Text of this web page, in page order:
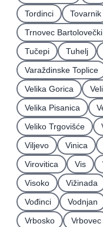
Tordinci
Tovarnik
Trnovec Bartolovečki
Tučepi
Tuhelj
Varaždinske Toplice
Velika Gorica
Velika Pisanica
Veliko Trgovišće
Viljevo
Vinica
Virovitica
Vis
Visoko
Vižinada
Vođinci
Vodnjan
Vrbosko
Vrbovec